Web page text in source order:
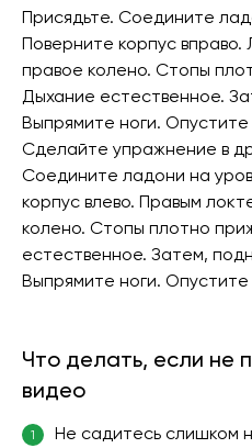
Присядьте. Соедините
Поверните корпус вправо.
правое колено. Стопы
Дыхание естественное.
Выпрямите ноги. Опустите
Сделайте упражнение в
Соедините ладони на
корпус влево. Правым
колено. Стопы плотно
естественное. Затем,
Выпрямите ноги. Опустите
Что делать, если не
видео
1
Не садитесь слишком